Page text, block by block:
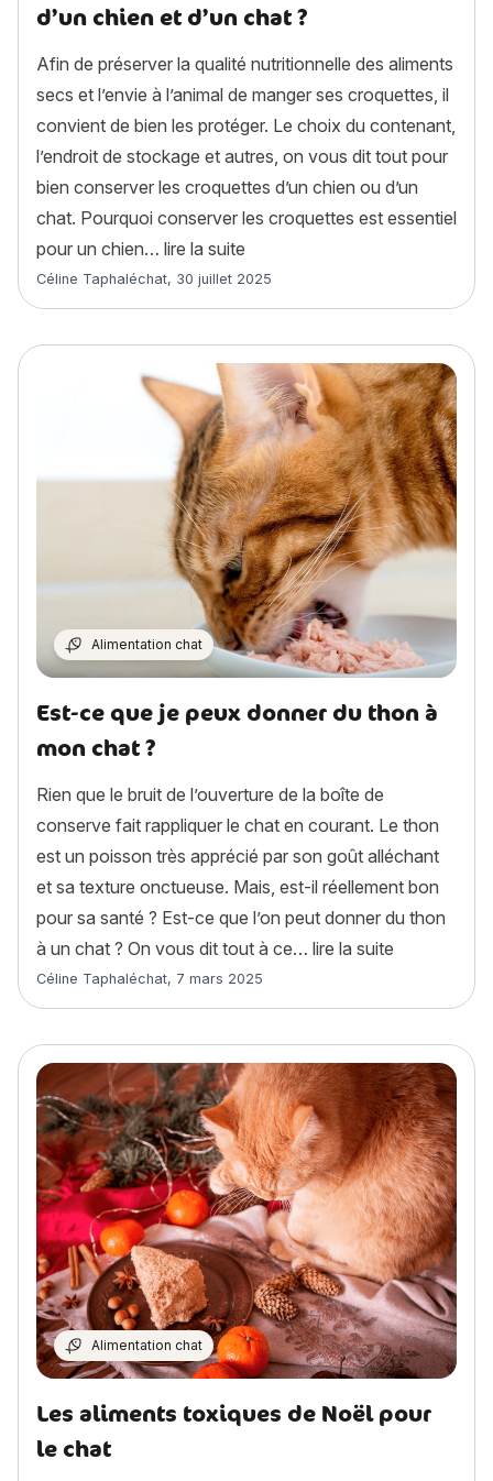
d’un chien et d’un chat ?
Afin de préserver la qualité nutritionnelle des aliments
secs et l’envie à l’animal de manger ses croquettes, il
convient de bien les protéger. Le choix du contenant,
l’endroit de stockage et autres, on vous dit tout pour
bien conserver les croquettes d’un chien ou d’un
chat. Pourquoi conserver les croquettes est essentiel
pour un chien… lire la suite
Article rédigé par
Céline Taphaléchat, 30 juillet 2025
Alimentation chat
Est-ce que je peux donner du thon à
mon chat ?
Rien que le bruit de l’ouverture de la boîte de
conserve fait rappliquer le chat en courant. Le thon
est un poisson très apprécié par son goût alléchant
et sa texture onctueuse. Mais, est-il réellement bon
pour sa santé ? Est-ce que l’on peut donner du thon
à un chat ? On vous dit tout à ce… lire la suite
Article rédigé par
Céline Taphaléchat, 7 mars 2025
Alimentation chat
Les aliments toxiques de Noël pour
le chat